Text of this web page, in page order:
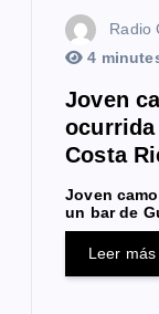
Radio
4
Joven
ocurrida
Costa
Joven
un bar de
Leer más